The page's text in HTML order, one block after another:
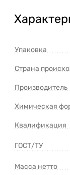
Упаковка
Страна
Производитель
Химическая
Квалификация
ГОСТ/ТУ
Масса нетто